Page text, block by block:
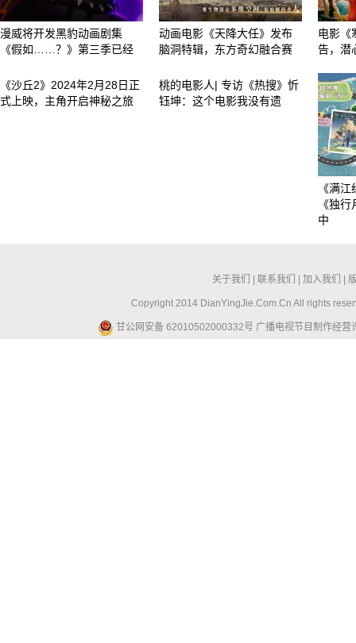
漫威将开发黑豹动画剧集
《假如……？》第三季已经
动画电影《天降大任》发布
脑洞特辑，东方奇幻融合赛
电影《
告，潜
《沙丘2》2024年2月28日正
式上映，主角开启神秘之旅
桃的电影人| 专访《热搜》忻
钰坤：这个电影我没有遗
《满
《独
中
关于我们 联系我们 加入我们
Copyright 2014 DianYingJie.Com.Cn All rights
甘公网安备 62010502000332号 广播电视节目制作经